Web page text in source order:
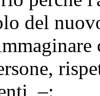
del
–: